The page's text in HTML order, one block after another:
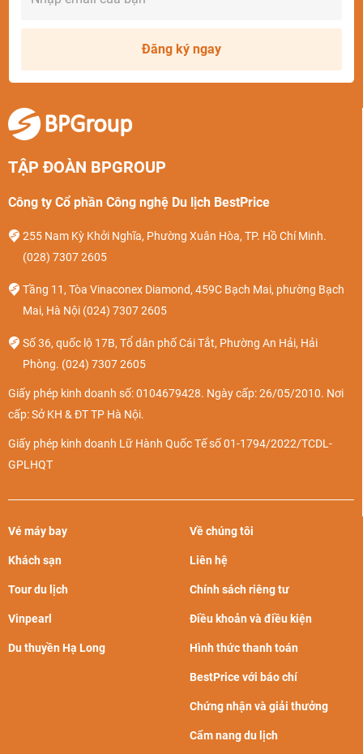
Đăng ký ngay
TẬP ĐOÀN BPGROUP
Công ty Cổ phần Công nghệ Du lịch BestPrice
255 Nam Kỳ Khởi Nghĩa, Phường Xuân Hòa, TP. Hồ Chí Minh.
(028) 7307 2605
Tầng 11, Tòa Vinaconex Diamond, 459C Bạch Mai, phường Bạch
Mai, Hà Nội (024) 7307 2605
Số 36, quốc lộ 17B, Tổ dân phố Cái Tắt, Phường An Hải, Hải
Phòng. (024) 7307 2605
Giấy phép kinh doanh số: 0104679428. Ngày cấp: 26/05/2010. Nơi
cấp: Sở KH & ĐT TP Hà Nội.
Giấy phép kinh doanh Lữ Hành Quốc Tế số 01-1794/2022/TCDL-
GPLHQT
Vé máy bay
Khách sạn
Tour du lịch
Vinpearl
Du thuyền Hạ Long
Về chúng tôi
Liên hệ
Chính sách riêng tư
Điều khoản và điều kiện
Hình thức thanh toán
BestPrice với báo chí
Chứng nhận và giải thưởng
Cẩm nang du lịch